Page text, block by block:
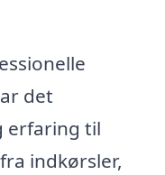
det
erfaring til
indkørsler,